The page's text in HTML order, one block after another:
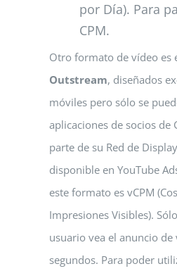
por Día). Para
CPM.
Otro formato de vídeo es
Outstream, diseñados
móviles pero sólo se
aplicaciones de socios de
parte de su Red de
disponible en YouTube
este formato es vCPM
Impresiones Visibles).
usuario vea el anuncio
segundos. Para poder